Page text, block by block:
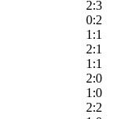
2:3
0:2
1:1
2:1
1:1
2:0
1:0
2:2